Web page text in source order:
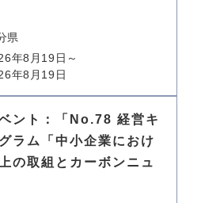
県
年8月19日～
年8月19日
ント：「No.78 経営キ
ラム「中小企業におけ
の取組とカーボンニュ